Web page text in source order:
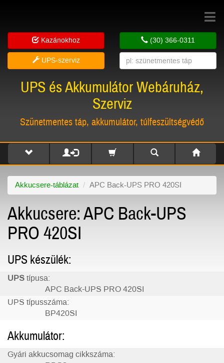
Toggle
Kazánokhoz
UPS-szerviz
(30) 366-0311
UPS és Akkumulátor Webáruház,
Szerviz
Szünetmentes táp, akkumulátor, túlfeszültségvédő
Akkucsere-táblázat APC Back-UPS PRO 420SI
Akkucsere: APC Back-UPS
PRO 420SI
UPS készülék:
UPS típusa:
APC Back-UPS PRO 420SI
UPS típusszáma:
BP420SI
Akkumulátor:
Gyári akkucsomag cikkszáma: